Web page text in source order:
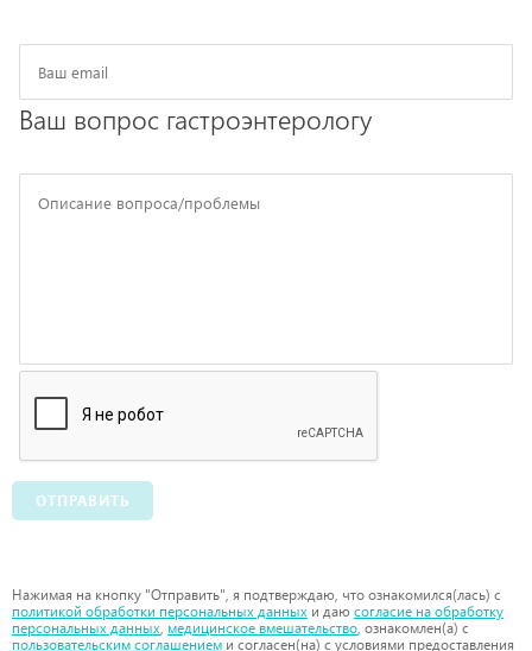
Ваш вопрос гастроэнтерологу
ОТПРАВИТЬ
Нажимая на кнопку "Отправить", я подтверждаю, что ознакомился(лась) с
политикой обработки персональных данных и даю согласие на обработку
персональных данных, медицинское вмешательство, ознакомлен(а) с
пользовательским соглашением и согласен(на) с условиями предоставления